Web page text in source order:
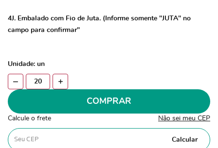
4J. Embalado com Fio de Juta. (Informe somente "JUTA" no
campo para confirmar"
Unidade: un
COMPRAR
Calcule o frete Não sei meu CEP
Calcular